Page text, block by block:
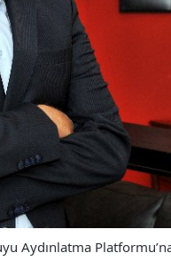
Aydınlatma Platformu’na